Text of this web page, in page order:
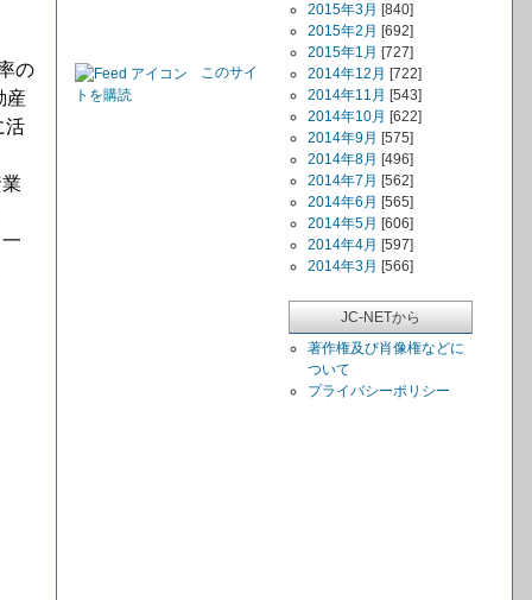
の
産
活
このサイ
トを購読
2015年3月 [840]
2015年2月 [692]
2015年1月 [727]
2014年12月 [722]
2014年11月 [543]
2014年10月 [622]
2014年9月 [575]
2014年8月 [496]
2014年7月 [562]
2014年6月 [565]
2014年5月 [606]
2014年4月 [597]
2014年3月 [566]
JC-NETから
著作権及び肖像権などに
ついて
プライバシーポリシー